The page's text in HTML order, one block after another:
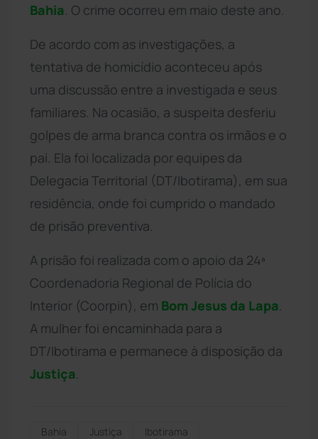
Bahia . O crime ocorreu em maio deste ano.
De acordo com as investigações, a
tentativa de homicídio aconteceu após
uma discussão entre a investigada e seus
familiares. Na ocasião, a suspeita desferiu
golpes de arma branca contra os irmãos e o
pai. Ela foi localizada por equipes da
Delegacia Territorial (DT/Ibotirama), em sua
residência, onde foi cumprido o mandado
de prisão preventiva.
A prisão foi realizada com o apoio da 24ª
Coordenadoria Regional de Polícia do
Interior (Coorpin), em Bom Jesus da Lapa
A mulher foi encaminhada para a
DT/Ibotirama e permanece à disposição da
Justiça
Bahia Justiça
Ibotirama